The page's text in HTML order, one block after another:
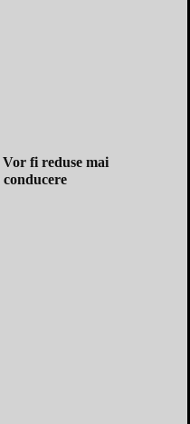
fi reduse mai